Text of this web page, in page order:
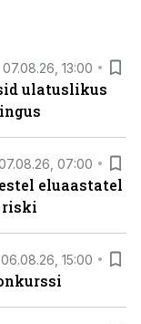
07.08.26, 13:00
ulatuslikus
07:00
eluaastatel
riski
06.08.26, 15:00